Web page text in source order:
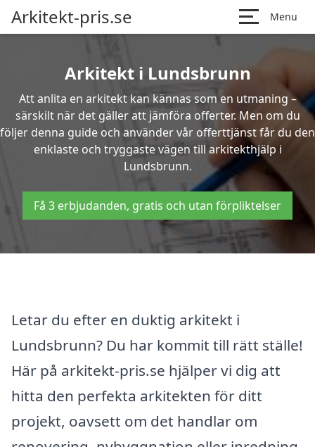
Arkitekt-pris.se Menu
Arkitekt i Lundsbrunn
Att anlita en arkitekt kan kännas som en utmaning –
särskilt när det gäller att jämföra offerter. Men om du
följer denna guide och använder vår offerttjänst får du den
enklaste och tryggaste vägen till arkitekthjälp i
Lundsbrunn.
Få 3 erbjudanden, gratis och utan förpliktelser
Letar du efter en duktig arkitekt i
Lundsbrunn? Du har kommit till rätt ställe!
Här på arkitekt-pris.se hjälper vi dig att
hitta den perfekta arkitekten för ditt
projekt, oavsett om det handlar om